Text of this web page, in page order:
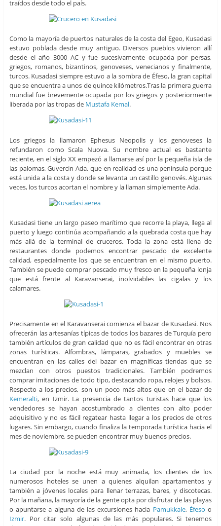
traídos desde todo el país.
Como la mayoría de puertos naturales de la costa del Egeo, Kusadasi
estuvo poblada desde muy antiguo. Diversos pueblos vivieron allí
desde el año 3000 AC y fue sucesivamente ocupada por persas,
griegos, romanos, bizantinos, genoveses, venecianos y finalmente,
turcos. Kusadasi siempre estuvo a la sombra de Éfeso, la gran capital
que se encuentra a unos de quince kilómetros.Tras la primera guerra
mundial fue brevemente ocupada por los griegos y posteriormente
liberada por las tropas de Mustafa Kemal.
Los griegos la llamaron Ephesus Neopolis y los genoveses la
refundaron como Scala Nuova. Su nombre actual es bastante
reciente, en el siglo XX empezó a llamarse así por la pequeña isla de
las palomas, Guvercin Ada, que en realidad es una península porque
está unida a la costa y donde se levanta un castillo genovés. Algunas
veces, los turcos acortan el nombre y la llaman simplemente Ada.
Kusadasi tiene un largo paseo marítimo que recorre la playa, llega al
puerto y luego continúa acompañando a la quebrada costa que hay
más allá de la terminal de cruceros. Toda la zona está llena de
restaurantes donde podemos encontrar pescado de excelente
calidad, especialmente los que se encuentran en el mismo puerto.
También se puede comprar pescado muy fresco en la pequeña lonja
que está frente al Karavanserai, inolvidables las cigalas y los
calamares.
Precisamente en el Karavanserai comienza el bazar de Kusadasi. Nos
ofrecerán las artesanías típicas de todos los bazares de Turquía pero
también artículos de gran calidad que no es fácil encontrar en otras
zonas turísticas. Alfombras, lámparas, grabados y muebles se
encuentran en las calles del bazar en magníficas tiendas que se
mezclan con otros puestos tradicionales. También podremos
comprar imitaciones de todo tipo, destacando ropa, relojes y bolsos.
Respecto a los precios, son un poco más altos que en el bazar de
Kemeralti, en Izmir. La presencia de tantos turistas hace que los
vendedores se hayan acostumbrado a clientes con alto poder
adquisitivo y no es fácil regatear hasta llegar a los precios de otros
lugares. Sin embargo, cuando finaliza la temporada turística hacia el
mes de noviembre, se pueden encontrar muy buenos precios.
La ciudad por la noche está muy animada, los clientes de los
numerosos hoteles se unen a quienes alquilan apartamentos y
también a jóvenes locales para llenar terrazas, bares, y discotecas.
Por la mañana, la mayoría de la gente opta por disfrutar de las playas
o apuntarse a alguna de las excursiones hacia Pamukkale, Éfesoo
Izmir. Por citar solo algunas de las más populares. Si tenemos